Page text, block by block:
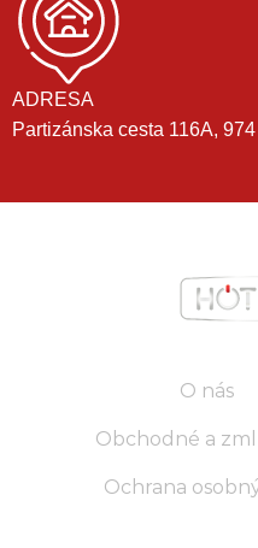
ADRESA
Partizánska cesta 116A,
O nás
Obchodné a
Ochrana